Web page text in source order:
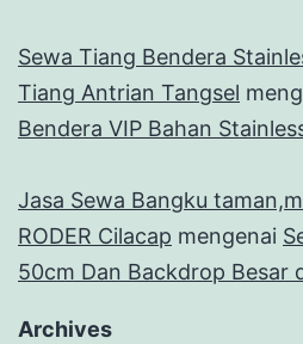
Sewa Tiang Bendera
Tiang Antrian Tangsel
Bendera VIP Bahan
Jasa Sewa Bangku
RODER Cilacap mengenai
50cm Dan Backdrop Besar
Archives